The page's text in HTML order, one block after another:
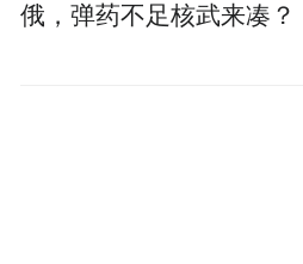
俄，弹药不足核武来凑？